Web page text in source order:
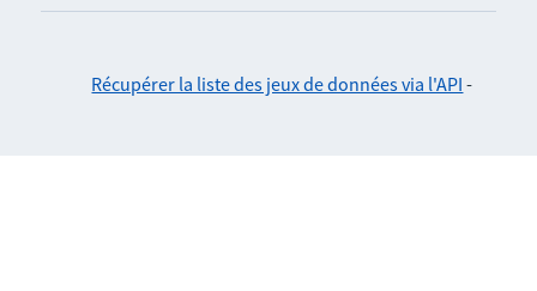
Récupérer la liste des jeux de données via l'API -